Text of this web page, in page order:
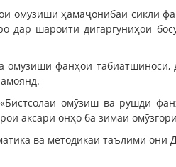
омӯзиши ҳамаҷонибаи сикли
шароити дигаргуниҳои
фанҳои
омӯзиш ва рушди
аксари онҳо ба зимаи
ва методикаи таълими они